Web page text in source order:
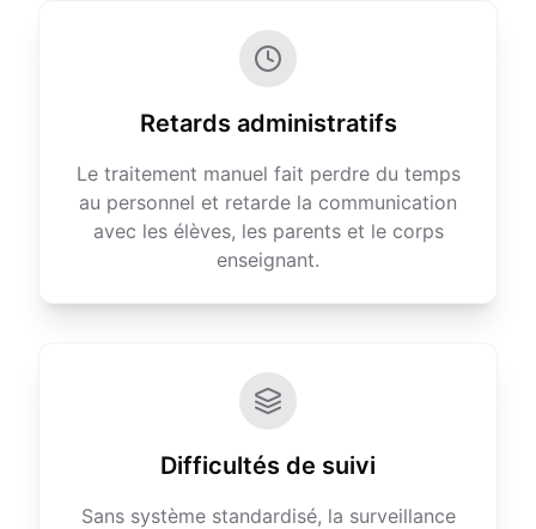
Retards administratifs
Le traitement manuel fait perdre du temps
au personnel et retarde la communication
avec les élèves, les parents et le corps
enseignant.
Difficultés de suivi
Sans système standardisé, la surveillance